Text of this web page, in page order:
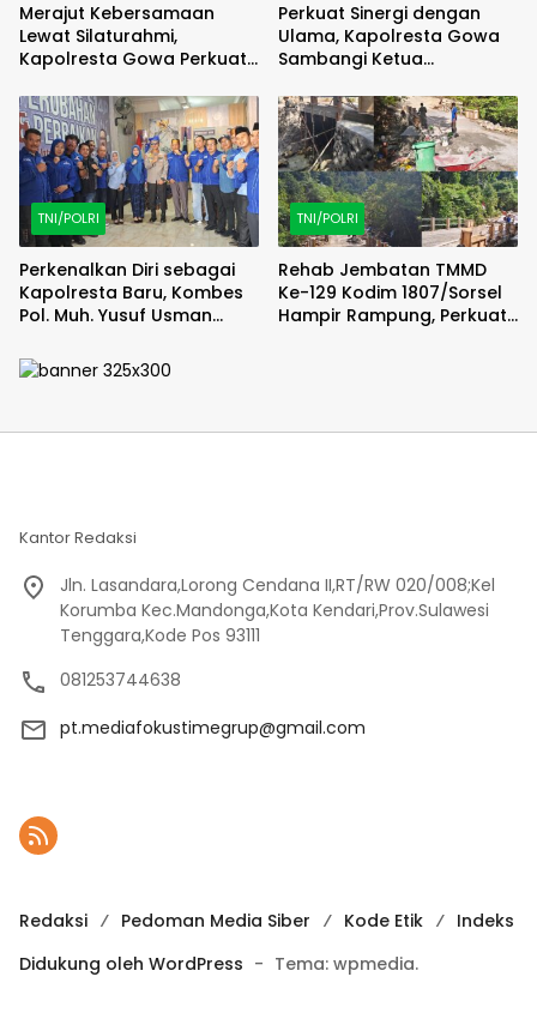
Merajut Kebersamaan
Lewat Silaturahmi,
Kapolresta Gowa Perkuat
Masyarakat
Perkuat Sinergi dengan
Ulama, Kapolresta Gowa
Sambangi Ketua
TNI/POLRI
Perkenalkan Diri sebagai
Kapolresta Baru, Kombes
Pol. Muh. Yusuf Usman
dengan DPC Demokrat
Gowa
TNI/POLRI
Rehab Jembatan TMMD
Ke-129 Kodim 1807/Sorsel
Hampir Rampung, Perkuat
Kantor Redaksi
Jln. Lasandara,Lorong Cendana II,RT/RW 020/008;Kel
Korumba Kec.Mandonga,Kota Kendari,Prov.Sulawesi
Tenggara,Kode Pos 93111
081253744638
pt.mediafokustimegrup@gmail.com
Redaksi Pedoman Media Siber Kode Etik
Indeks
Didukung oleh WordPress - Tema: wpmedia.